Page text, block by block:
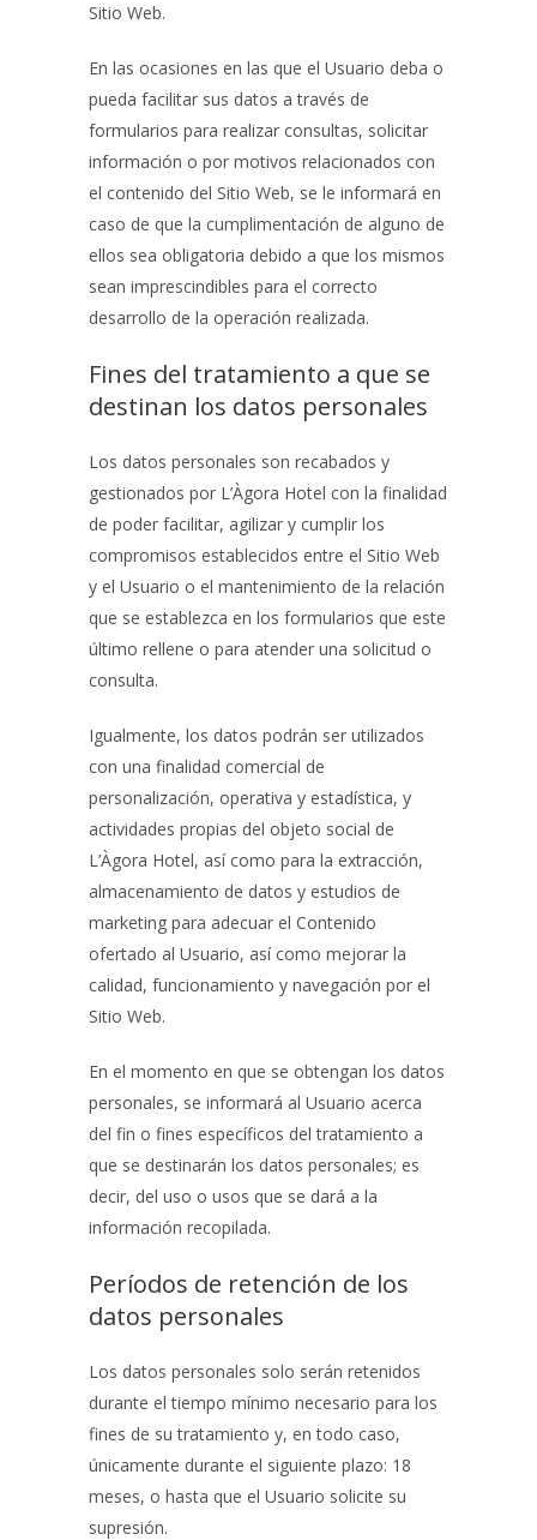
Sitio Web.
En las ocasiones en las que el Usuario deba o
pueda facilitar sus datos a través de
formularios para realizar consultas, solicitar
información o por motivos relacionados con
el contenido del Sitio Web, se le informará en
caso de que la cumplimentación de alguno de
ellos sea obligatoria debido a que los mismos
sean imprescindibles para el correcto
desarrollo de la operación realizada.
Fines del tratamiento a que se
destinan los datos personales
Los datos personales son recabados y
gestionados por L’Àgora Hotel con la finalidad
de poder facilitar, agilizar y cumplir los
compromisos establecidos entre el Sitio Web
y el Usuario o el mantenimiento de la relación
que se establezca en los formularios que este
último rellene o para atender una solicitud o
consulta.
Igualmente, los datos podrán ser utilizados
con una finalidad comercial de
personalización, operativa y estadística, y
actividades propias del objeto social de
L’Àgora Hotel, así como para la extracción,
almacenamiento de datos y estudios de
marketing para adecuar el Contenido
ofertado al Usuario, así como mejorar la
calidad, funcionamiento y navegación por el
Sitio Web.
En el momento en que se obtengan los datos
personales, se informará al Usuario acerca
del fin o fines específicos del tratamiento a
que se destinarán los datos personales; es
decir, del uso o usos que se dará a la
información recopilada.
Períodos de retención de los
datos personales
Los datos personales solo serán retenidos
durante el tiempo mínimo necesario para los
fines de su tratamiento y, en todo caso,
únicamente durante el siguiente plazo: 18
meses, o hasta que el Usuario solicite su
supresión.